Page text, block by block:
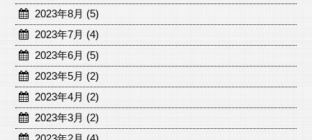
2023年8月 (5)
2023年7月 (4)
2023年6月 (5)
2023年5月 (2)
2023年4月 (2)
2023年3月 (2)